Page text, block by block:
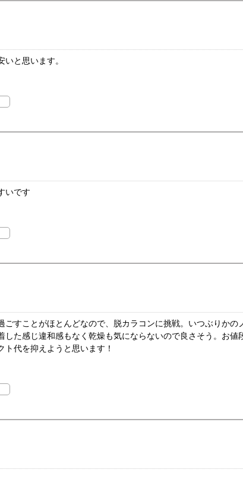
と思います。
いです
ごすことがほとんどなので、脱カラコンに挑戦。いつぶりかの
した感じ違和感もなく乾燥も気にならないので良さそう。お値
代を抑えようと思います！